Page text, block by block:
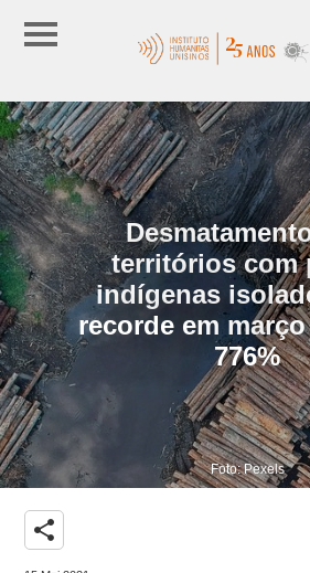
territórios com
indígenas
recorde em
776%
Foto: Pexels
share